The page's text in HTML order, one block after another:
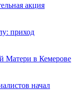
акция
приход
Матери в Кемерове
начал